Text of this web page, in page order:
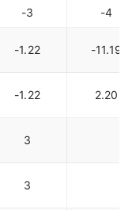
-3 -4
-1.22 -11.19
-1.22 2.20
3
3